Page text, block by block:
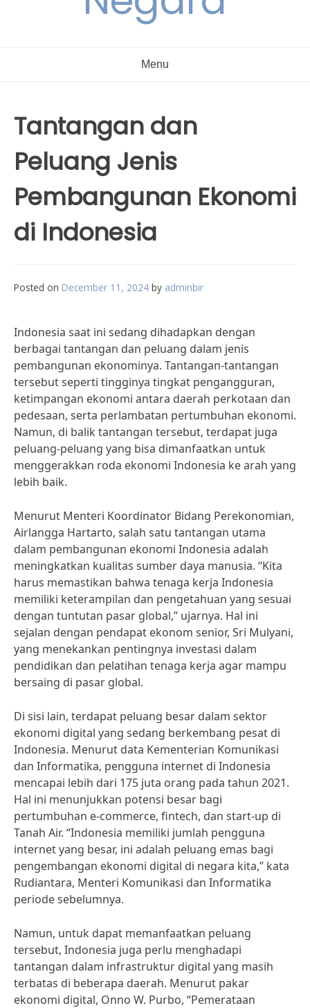
Menu
Tantangan dan
Peluang Jenis
Pembangunan Ekonomi
di Indonesia
Posted on December 11, 2024 by adminbir
Indonesia saat ini sedang dihadapkan dengan
berbagai tantangan dan peluang dalam jenis
pembangunan ekonominya. Tantangan-tantangan
tersebut seperti tingginya tingkat pengangguran,
ketimpangan ekonomi antara daerah perkotaan dan
pedesaan, serta perlambatan pertumbuhan ekonomi.
Namun, di balik tantangan tersebut, terdapat juga
peluang-peluang yang bisa dimanfaatkan untuk
menggerakkan roda ekonomi Indonesia ke arah yang
lebih baik.
Menurut Menteri Koordinator Bidang Perekonomian,
Airlangga Hartarto, salah satu tantangan utama
dalam pembangunan ekonomi Indonesia adalah
meningkatkan kualitas sumber daya manusia. “Kita
harus memastikan bahwa tenaga kerja Indonesia
memiliki keterampilan dan pengetahuan yang sesuai
dengan tuntutan pasar global,” ujarnya. Hal ini
sejalan dengan pendapat ekonom senior, Sri Mulyani,
yang menekankan pentingnya investasi dalam
pendidikan dan pelatihan tenaga kerja agar mampu
bersaing di pasar global.
Di sisi lain, terdapat peluang besar dalam sektor
ekonomi digital yang sedang berkembang pesat di
Indonesia. Menurut data Kementerian Komunikasi
dan Informatika, pengguna internet di Indonesia
mencapai lebih dari 175 juta orang pada tahun 2021.
Hal ini menunjukkan potensi besar bagi
pertumbuhan e-commerce, fintech, dan start-up di
Tanah Air. “Indonesia memiliki jumlah pengguna
internet yang besar, ini adalah peluang emas bagi
pengembangan ekonomi digital di negara kita,” kata
Rudiantara, Menteri Komunikasi dan Informatika
periode sebelumnya.
Namun, untuk dapat memanfaatkan peluang
tersebut, Indonesia juga perlu menghadapi
tantangan dalam infrastruktur digital yang masih
terbatas di beberapa daerah. Menurut pakar
ekonomi digital, Onno W. Purbo, “Pemerataan